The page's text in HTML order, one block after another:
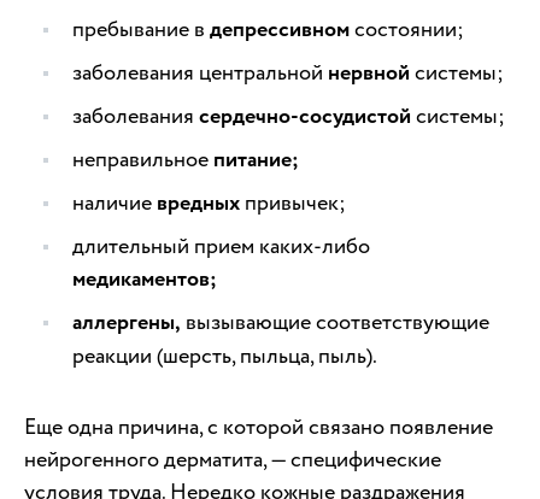
пребывание в депрессивномсостоянии;
заболевания центральной нервной системы;
заболевания сердечно-сосудистой системы;
неправильное питание;
наличие вредных привычек;
длительный прием каких-либо
медикаментов;
аллергены, вызывающие соответствующие
реакции (шерсть, пыльца, пыль).
Еще одна причина, с которой связано появление
нейрогенного дерматита, — специфические
условия труда. Нередко кожные раздражения